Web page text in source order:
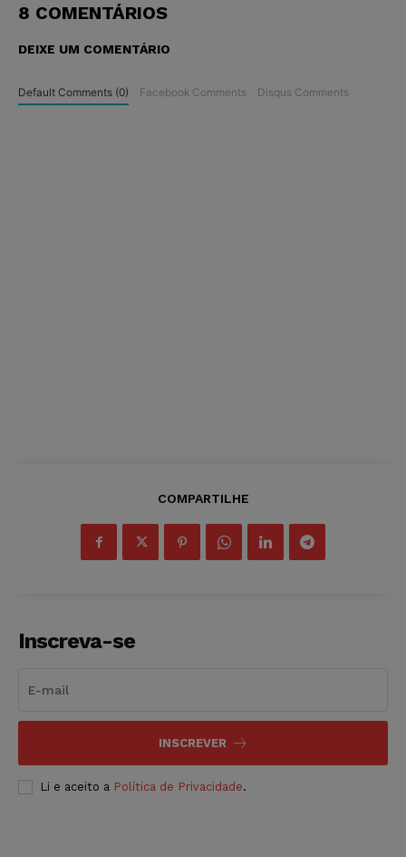
8 COMENTÁRIOS
DEIXE UM COMENTÁRIO
Default Comments (0) Facebook Comments Disqus Comments
COMPARTILHE
Inscreva-se
INSCREVER
Li e aceito a Política de Privacidade.